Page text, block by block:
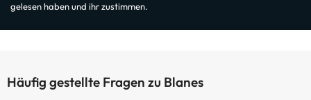
gelesen haben und ihr zustimmen.
Häufig gestellte Fragen zu Blanes